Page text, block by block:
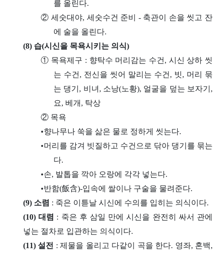
를 올린다.
② 세숫대야, 세숫수건 준비 - 축관이 손을 씻고 잔
에 술을 올린다.
(8) 습(시신을 목욕시키는 의식)
① 목욕제구 : 향탁수 머리감는 수건, 시신 상하 씻
는 수건, 전신을 씻어 말리는 수건, 빗, 머리 묶
는 댕기, 비녀, 소낭(노황), 얼굴을 덮는 보자기,
요, 베개, 탁상
② 목욕
•향나무나 쑥을 삶은 물로 정하게 씻는다.
•머리를 감겨 빗질하고 수건으로 닦아 댕기를 묶는
다.
•손, 발톱을 깍아 오랑에 각각 넣는다.
•반함(飯含)-입속에 쌀이나 구술을 물려준다.
(9) 소렴 : 죽은 이튿날 시신에 수의를 입히는 의식이다.
(10) 대렴 : 죽은 후 삼일 만에 시신을 완전히 싸서 관에
넣는 절차로 입관하는 의식이다.
(11) 설전 : 제물을 올리고 다같이 곡을 한다. 영좌, 혼백,